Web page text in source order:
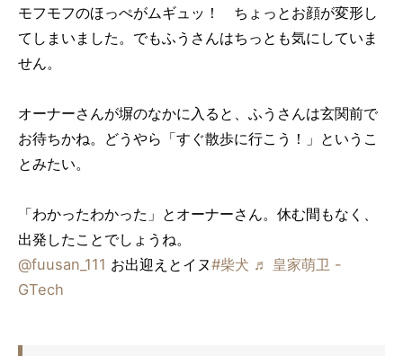
モフモフのほっぺがムギュッ！ ちょっとお顔が変形し
てしまいました。でもふうさんはちっとも気にしていま
せん。
オーナーさんが塀のなかに入ると、ふうさんは玄関前で
お待ちかね。どうやら「すぐ散歩に行こう！」というこ
とみたい。
「わかったわかった」とオーナーさん。休む間もなく、
出発したことでしょうね。
@fuusan_111 お出迎えとイヌ#柴犬 ♬ 皇家萌卫 -
GTech